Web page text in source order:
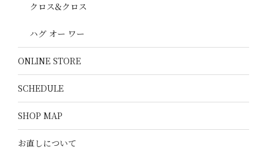
クロス&クロス
ハグ オー ワー
ONLINE STORE
SCHEDULE
SHOP MAP
お直しについて